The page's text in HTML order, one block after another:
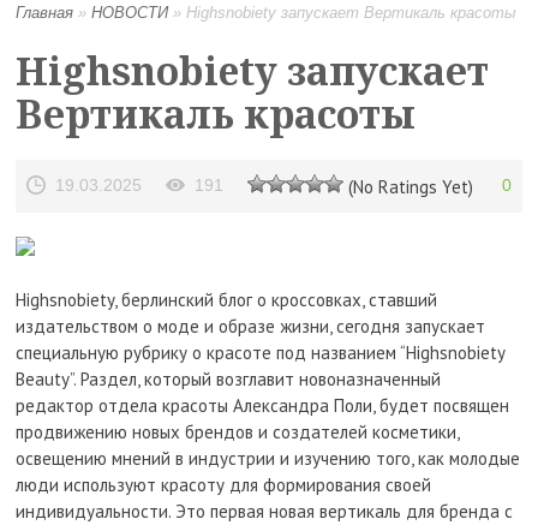
Главная »НОВОСТИ»Highsnobiety запускает Вертикаль красоты
Highsnobiety запускает
Вертикаль красоты
19.03.2025 191 (No Ratings Yet) 0
Highsnobiety, берлинский блог о кроссовках, ставший
издательством о моде и образе жизни, сегодня запускает
специальную рубрику о красоте под названием “Highsnobiety
Beauty”. Раздел, который возглавит новоназначенный
редактор отдела красоты Александра Поли, будет посвящен
продвижению новых брендов и создателей косметики,
освещению мнений в индустрии и изучению того, как молодые
люди используют красоту для формирования своей
индивидуальности. Это первая новая вертикаль для бренда с